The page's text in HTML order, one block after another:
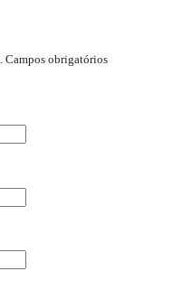
Campos obrigatórios